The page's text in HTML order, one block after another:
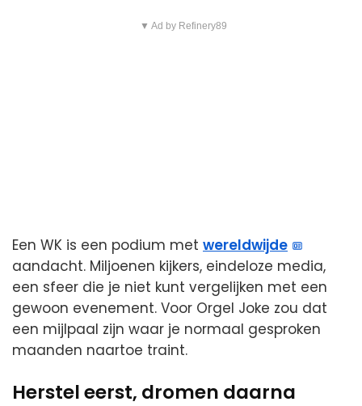
▼ Ad by Refinery89
Een WK is een podium met wereldwijde
aandacht. Miljoenen kijkers, eindeloze media,
een sfeer die je niet kunt vergelijken met een
gewoon evenement. Voor Orgel Joke zou dat
een mijlpaal zijn waar je normaal gesproken
maanden naartoe traint.
Herstel eerst, dromen daarna